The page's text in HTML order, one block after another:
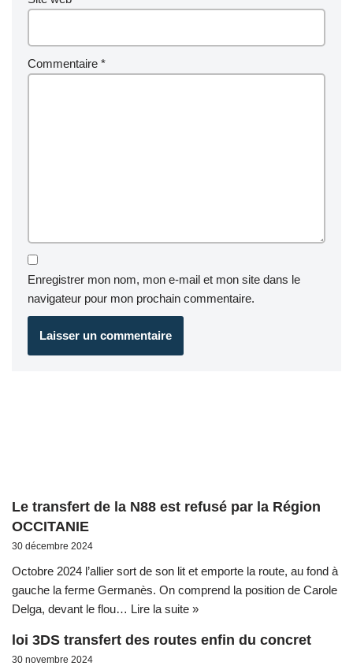
Commentaire *
Enregistrer mon nom, mon e-mail et mon site dans le
navigateur pour mon prochain commentaire.
Le transfert de la N88 est refusé par la Région
OCCITANIE
30 décembre 2024
Octobre 2024 l’allier sort de son lit et emporte la route, au fond à
gauche la ferme Germanès. On comprend la position de Carole
Delga, devant le flou… Lire la suite »
loi 3DS transfert des routes enfin du concret
30 novembre 2024